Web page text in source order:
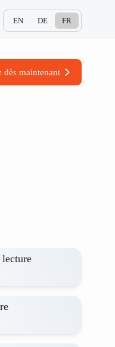
dès maintenant
EN DE FR